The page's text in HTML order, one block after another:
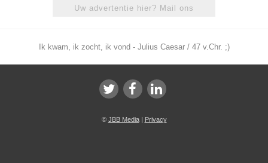
Uw advertentie hier? Mail ons
Ik kwam, ik zocht, ik vond - Julius Caesar / 47 v.Chr. ;)
© JBB Media| Privacy